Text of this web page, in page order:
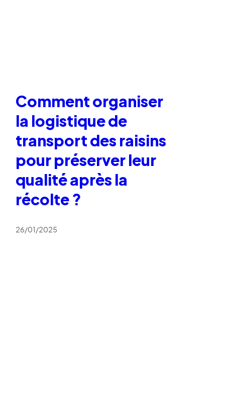
Comment organiser
la logistique de
transport des raisins
pour préserver leur
qualité après la
récolte ?
26/01/2025